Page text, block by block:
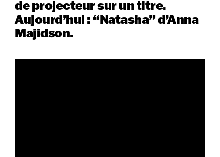
de projecteur sur un titre.
Aujourd’hui : “Natasha” d’Anna
Majidson.